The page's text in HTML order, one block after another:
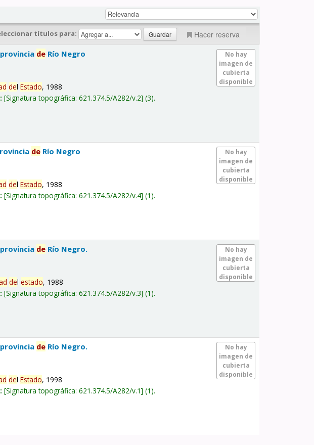
títulos para: Hacer reserva
No hay
imagen de
cubierta
disponible
de Río Negro
delEstado, 1988
Signatura topográfica:621.374.5/A282/v.2 (3).
No hay
imagen de
cubierta
disponible
de Río Negro
delEstado, 1988
Signatura topográfica:621.374.5/A282/v.4 (1).
No hay
imagen de
cubierta
disponible
de Río Negro.
delestado, 1988
Signatura topográfica:621.374.5/A282/v.3 (1).
No hay
imagen de
cubierta
disponible
de Río Negro.
delEstado, 1998
Signatura topográfica:621.374.5/A282/v.1 (1).